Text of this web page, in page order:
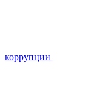
коррупции